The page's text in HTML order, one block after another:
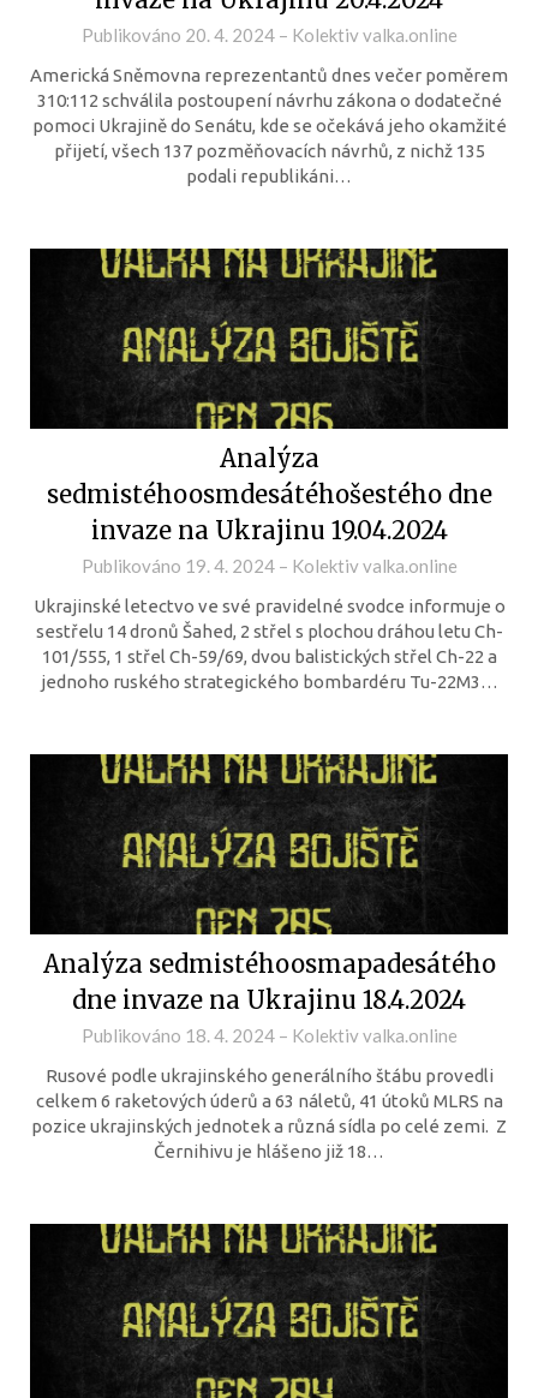
Publikováno 20. 4. 2024– Kolektiv valka.online
Americká Sněmovna reprezentantů dnes večer poměrem
310:112 schválila postoupení návrhu zákona o dodatečné
pomoci Ukrajině do Senátu, kde se očekává jeho okamžité
přijetí, všech 137 pozměňovacích návrhů, z nichž 135
podali republikáni…
Analýza
sedmistéhoosmdesátéhošestého dne
invaze na Ukrajinu 19.04.2024
Publikováno 19. 4. 2024– Kolektiv valka.online
Ukrajinské letectvo ve své pravidelné svodce informuje o
sestřelu 14 dronů Šahed, 2 střel s plochou dráhou letu Ch-
101/555, 1 střel Ch-59/69, dvou balistických střel Ch-22 a
jednoho ruského strategického bombardéru Tu-22M3…
Analýza sedmistéhoosmapadesátého
dne invaze na Ukrajinu 18.4.2024
Publikováno 18. 4. 2024– Kolektiv valka.online
Rusové podle ukrajinského generálního štábu provedli
celkem 6 raketových úderů a 63 náletů, 41 útoků MLRS na
pozice ukrajinských jednotek a různá sídla po celé zemi. Z
Černihivu je hlášeno již 18…